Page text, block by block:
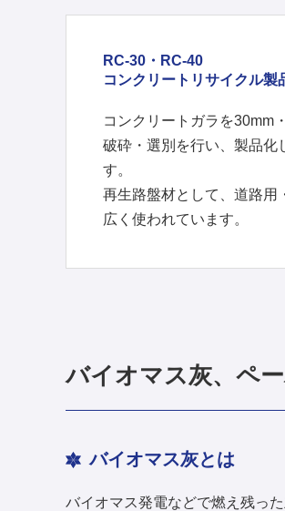
RC-30・RC-40
コンクリートリサイクル製
コンクリートガラを30mm
破砕・選別を行い、製品化
す。
再生路盤材として、道路用
広く使われています。
バイオマス灰、ペ
バイオマス灰とは
バイオマス発電などで燃え残っ